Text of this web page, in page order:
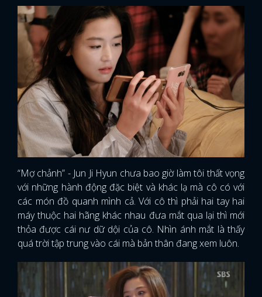
“Mợ chảnh” - Jun Ji Hyun chưa bao giờ làm tôi thất vọng
với những hành động đặc biệt và khác lạ mà cô có với
các món đồ quanh mình cả. Với cô thì phải hai tay hai
máy thuộc hai hãng khác nhau đưa mắt qua lại thì mới
thỏa được cái nư dữ dội của cô. Nhìn ánh mắt là thấy
quá trời tập trung vào cái mà bản thân đang xem luôn.